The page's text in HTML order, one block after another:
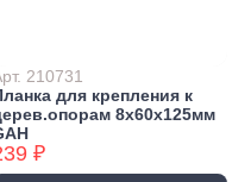
210731
для крепления к
8х60х125мм
₽